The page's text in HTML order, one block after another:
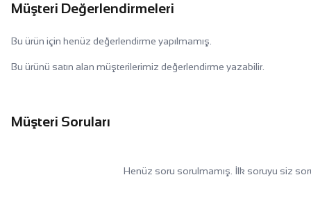
Müşteri Değerlendirmeleri
Bu ürün için henüz değerlendirme yapılmamış.
Bu ürünü satın alan müşterilerimiz değerlendirme yazabilir.
Müşteri Soruları
Henüz soru sorulmamış. İlk soruyu siz